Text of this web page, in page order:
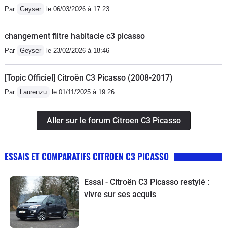
Par Geyser le 06/03/2026 à 17:23
changement filtre habitacle c3 picasso
Par Geyser le 23/02/2026 à 18:46
[Topic Officiel] Citroën C3 Picasso (2008-2017)
Par Laurenzu le 01/11/2025 à 19:26
Aller sur le forum Citroen C3 Picasso
ESSAIS ET COMPARATIFS CITROEN C3 PICASSO
Essai - Citroën C3 Picasso restylé :
vivre sur ses acquis